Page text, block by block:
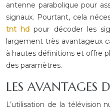
antenne parabolique pour
signaux. Pourtant, cela
tnt hd pour décoder les
largement très avantageux
à hautes définitions et offre
des paramètres.
LES AVANTAGES
L’utilisation de la télévision